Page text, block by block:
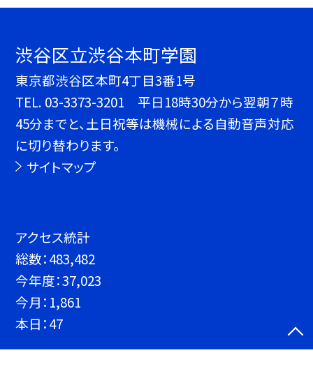
渋谷区立渋谷本町学園
東京都渋谷区本町4丁目3番1号
TEL. 03-3373-3201 平日18時30分から翌朝７時
45分までと、土日祝等は機械による自動音声対応
に切り替わります。
サイトマップ
アクセス統計
総数：483,482
今年度：37,023
今月： 1,861
本日：47